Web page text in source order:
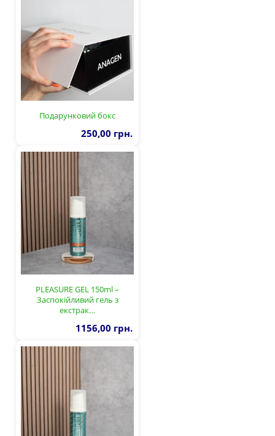
Подарунковий бокс
250,00 грн.
PLEASURE GEL 150ml –
Заспокійливий гель з
екстрак…
1156,00 грн.